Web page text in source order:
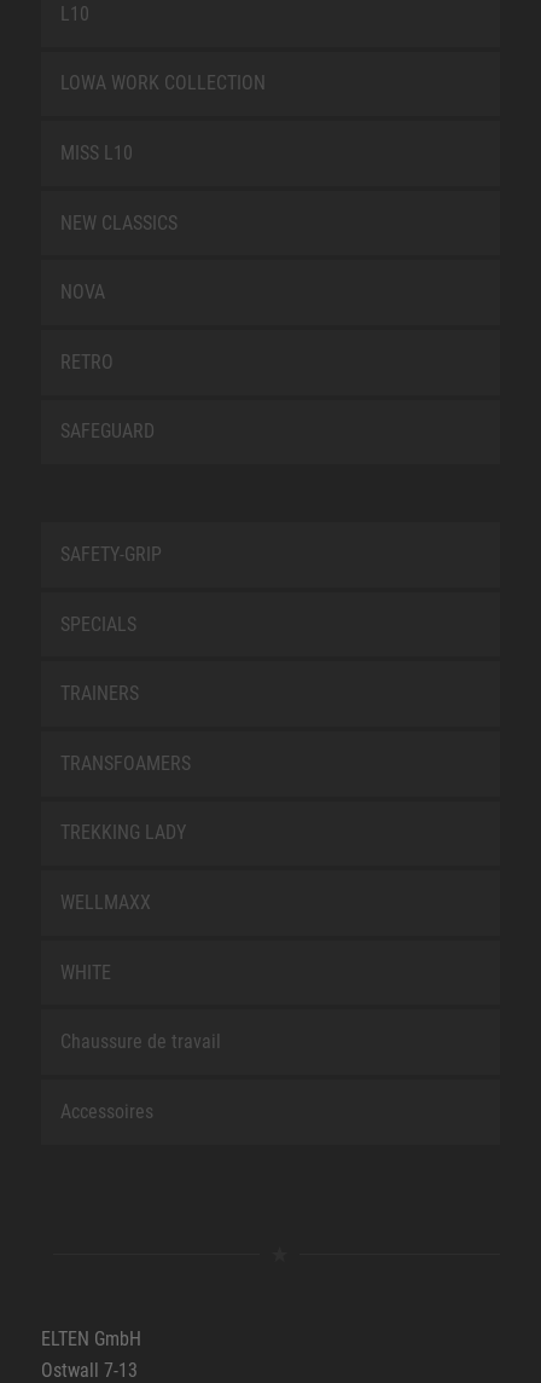
L10
LOWA WORK COLLECTION
MISS L10
NEW CLASSICS
NOVA
RETRO
SAFEGUARD
SAFETY-GRIP
SPECIALS
TRAINERS
TRANSFOAMERS
TREKKING LADY
WELLMAXX
WHITE
Chaussure de travail
Accessoires
ELTEN GmbH
Ostwall 7-13